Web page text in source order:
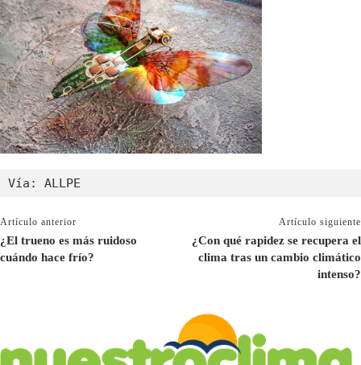
Vía: ALLPE
Artículo anterior
¿El trueno es más ruidoso
cuándo hace frío?
Artículo siguiente
¿Con qué rapidez se recupera el
clima tras un cambio climático
intenso?